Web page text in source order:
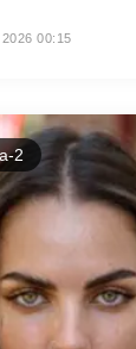
00:15
2